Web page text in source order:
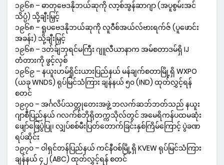
၁၉၆၈ – ဓာတုဗေဒနိုဘယ်ဆုကို လာ့စ်အွန်ဆာဂျာ (အပူစွမ်းအင်
သိပ္ပံ) သို့ချီးမြှင့်
၁၉၆၈ – ရူပဗေဒနိုဘယ်ဆုကို လူဝီစ်အယ်လ်ဗားရက်ဇ် (ပူဖောင်း
အခန်း) သို့ချီးမြှင့်
၁၉၆၈ – ဒတ်ခ်ျဘုရင်မကြီး ဂျူလီယာနာက အမ်စတာဒမ်ရှိ IJ
တံတားကို ဖွင့်လှစ်
၁၉၆၉ – နယူးဟမ်ရှိုင်းယားပြည်နယ် မန်ချက်စတာမြို့ရှိ WXPO
(ယခု WNDS) ရုပ်မြင်သံကြား ချန်နယ် ၅၀ (IND) ထုတ်လွှင့်ရန်
စတင်
၁၉၇၀ – အင်္ဂလိပ်သတ္တုတေးအဖွဲ့ ဘလက်ဆဘ်ဘတ်သည် နယူး
ဂျာစီပြည်နယ် ဂလက်စ်ဘိုရိုတက္ကသိုလ်တွင် အမေရိကန်ပထမဆုံး
ဖျော်ဖြေပွဲပြု၊ လျှပ်စစ်မီးပြတ်တောက်ခြင်းနှစ်ကြိမ်ကြောင့် ပွဲခဏ
ရပ်ဆိုင်း
၁၉၇၀ – ဝါရှင်တန်ပြည်နယ် ကင်နီဝစ်မြို့ရှိ KVEW ရုပ်မြင်သံကြား
ချန်နယ် ၄၂ (ABC) ထုတ်လွှင့်ရန် စတင်